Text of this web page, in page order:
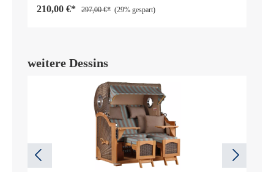
210,00 €* 297,00 €* (29% gespart)
weitere Dessins